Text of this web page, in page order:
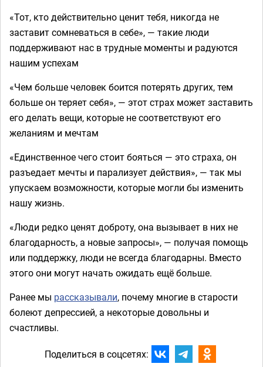
«Тот, кто действительно ценит тебя, никогда не
заставит сомневаться в себе», — такие люди
поддерживают нас в трудные моменты и радуются
нашим успехам
«Чем больше человек боится потерять других, тем
больше он теряет себя», — этот страх может заставить
его делать вещи, которые не соответствуют его
желаниям и мечтам
«Единственное чего стоит бояться — это страха, он
разъедает мечты и парализует действия», — так мы
упускаем возможности, которые могли бы изменить
нашу жизнь.
«Люди редко ценят доброту, она вызывает в них не
благодарность, а новые запросы», — получая помощь
или поддержку, люди не всегда благодарны. Вместо
этого они могут начать ожидать ещё больше.
Ранее мы рассказывали, почему многие в старости
болеют депрессией, а некоторые довольны и
счастливы.
Поделиться в соцсетях: